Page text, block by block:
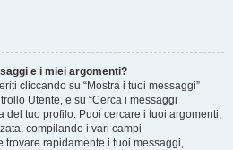
e i miei argomenti?
cliccando su “Mostra i tuoi messaggi”
Utente, e su “Cerca i messaggi
del tuo profilo. Puoi cercare i tuoi argomenti,
compilando i vari campi
trovare rapidamente i tuoi messaggi,